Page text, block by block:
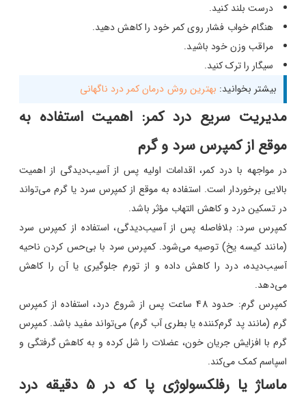
درست بلند کنید.
هنگام خواب فشار روی کمر خود را کاهش دهید.
مراقب وزن خود باشید.
سیگار را ترک کنید.
بیشتر بخوانید: بهترین روش درمان کمر درد ناگهانی
مدیریت سریع درد کمر: اهمیت استفاده به
موقع از کمپرس سرد و گرم
در مواجهه با درد کمر، اقدامات اولیه پس از آسیب‌دیدگی از اهمیت
بالایی برخوردار است. استفاده به موقع از کمپرس سرد یا گرم می‌تواند
در تسکین درد و کاهش التهاب مؤثر باشد.
کمپرس سرد: بلافاصله پس از آسیب‌دیدگی، استفاده از کمپرس سرد
(مانند کیسه یخ) توصیه می‌شود. کمپرس سرد با بی‌حس کردن ناحیه
آسیب‌دیده، درد را کاهش داده و از تورم جلوگیری یا آن را کاهش
می‌دهد.
کمپرس گرم: حدود 48 ساعت پس از شروع درد، استفاده از کمپرس
گرم (مانند پد گرم‌کننده یا بطری آب گرم) می‌تواند مفید باشد. کمپرس
گرم با افزایش جریان خون، عضلات را شل کرده و به کاهش گرفتگی و
اسپاسم کمک می‌کند.
ماساژ یا رفلکسولوژی پا که در 5 دقیقه درد